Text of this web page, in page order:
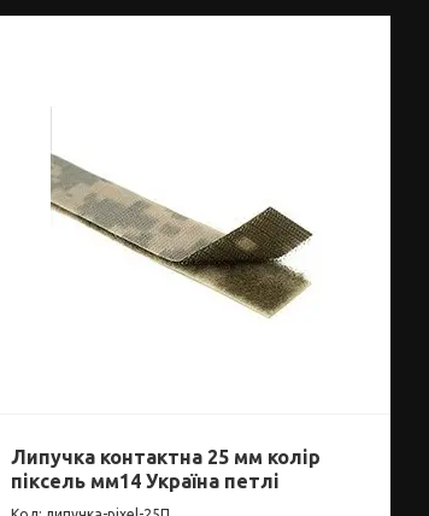
Липучка контактна 25 мм колір
піксель мм14 Україна петлі